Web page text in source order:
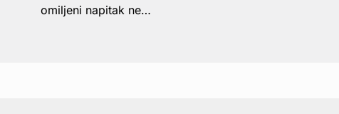
omiljeni napitak ne…